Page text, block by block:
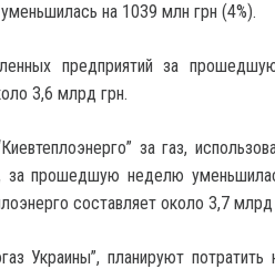
на 1039 млн грн (4%).
предприятий за
3,6 млрд грн.
за газ,
за прошедшую неделю
составляет около 3,7 млрд
Украины”, планируют потратить